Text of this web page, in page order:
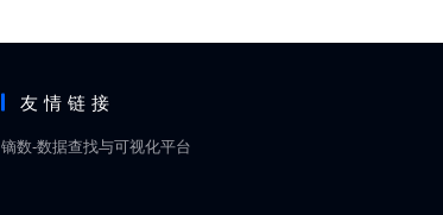
友情链接
镝数-数据查找与可视化平台